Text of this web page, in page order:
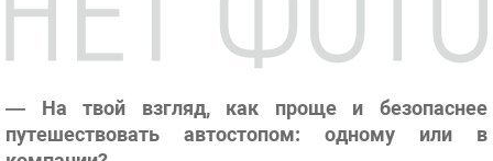
— На твой взгляд, как проще и безопаснее
путешествовать автостопом: одному или в